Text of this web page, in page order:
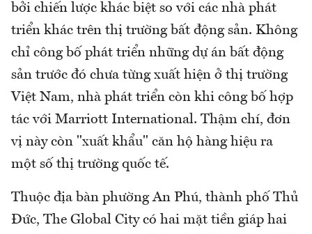
bởi chiến lược khác biệt so với các nhà phát
triển khác trên thị trường bất động sản. Không
chỉ công bố phát triển những dự án bất động
sản trước đó chưa từng xuất hiện ở thị trường
Việt Nam, nhà phát triển còn khi công bố hợp
tác với Marriott International. Thậm chí, đơn
vị này còn "xuất khẩu" căn hộ hàng hiệu ra
một số thị trường quốc tế.
Thuộc địa bàn phường An Phú, thành phố Thủ
Đức, The Global City có hai mặt tiền giáp hai